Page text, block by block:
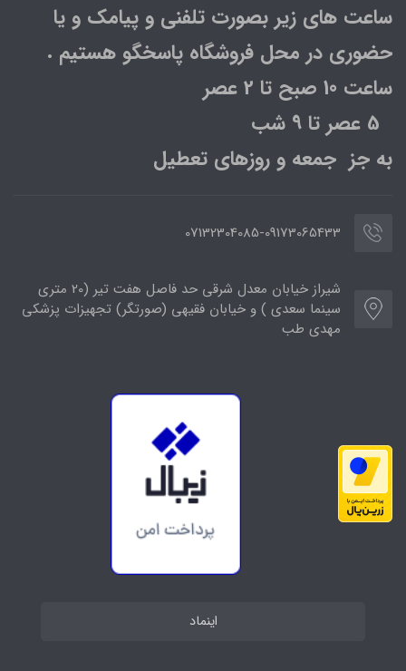
ساعت های زیر بصورت تلفنی و پیامک و یا
حضوری در محل فروشگاه پاسخگو هستیم .
ساعت 10 صبح تا 2 عصر
به جز جمعه و روزهای تعطیل
07132304085-09173065433
شیراز خیابان معدل شرقی حد فاصل هفت تیر (20 متری
سینما سعدی ) و خیابان فقیهی (صورتگر) تجهیزات پزشکی
مهدی طب
اینماد